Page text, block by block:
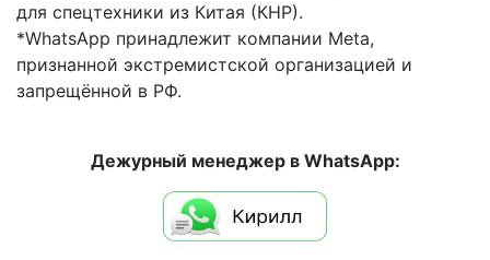
для спецтехники из Китая (КНР).
*WhatsApp принадлежит компании Meta,
признанной экстремистской организацией и
запрещённой в РФ.
Дежурный менеджер в WhatsApp: